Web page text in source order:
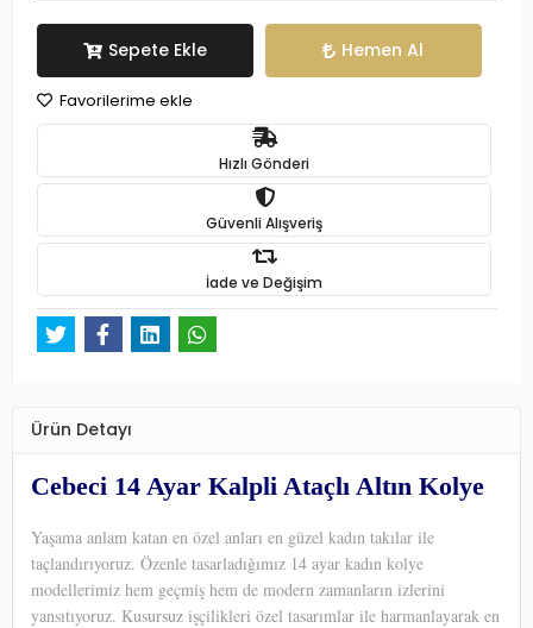
Sepete Ekle Hemen Al
Favorilerime ekle
Hızlı Gönderi
Güvenli Alışveriş
İade ve Değişim
Ürün Detayı
Cebeci 14 Ayar Kalpli Ataçlı Altın Kolye
Yaşama anlam katan en özel anları en güzel kadın takılar ile
taçlandırıyoruz. Özenle tasarladığımız 14 ayar kadın kolye
modellerimiz hem geçmiş hem de modern zamanların izlerini
yansıtıyoruz. Kusursuz işçilikleri özel tasarımlar ile harmanlayarak en